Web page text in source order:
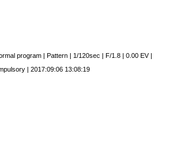
program | Pattern | 1/120sec | F/1.8 | 0.00 EV|
| 2017:09:06 13:08:19